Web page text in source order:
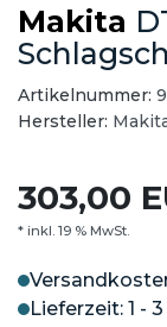
Makita
Artikelnummer:
Hersteller:
303,00
* inkl. 19 % MwSt.
Lieferzeit: 1 -